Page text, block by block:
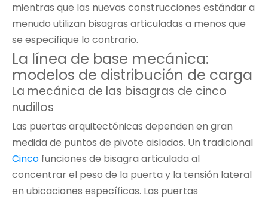
mientras que las nuevas construcciones estándar a
menudo utilizan bisagras articuladas a menos que
se especifique lo contrario.
La línea de base mecánica:
modelos de distribución de carga
La mecánica de las bisagras de cinco
nudillos
Las puertas arquitectónicas dependen en gran
medida de puntos de pivote aislados. Un tradicional
Cinco funciones de bisagra articulada al
concentrar el peso de la puerta y la tensión lateral
en ubicaciones específicas. Las puertas